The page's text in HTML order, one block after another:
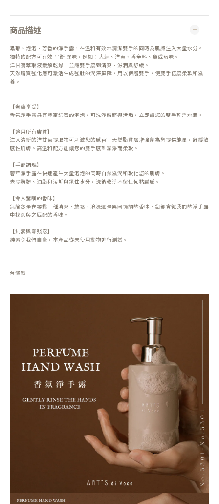
商品描述
濃郁、泡泡、芳香的淨手露，在溫和有效地清潔雙手的同時為肌膚注入大量水分。
獨特的配方可有效 平衡 異味，例如：大蒜、洋蔥、香辛料、魚或菸味。
洋甘菊萃取液緩解乾燥，並讓雙手感到清爽、滋潤與舒緩。
天然脂質強化層可激活生成強壯的潤澤屏障，用以保護雙手，使雙手倍感柔軟和滋
養。
【奢華享受】
香氛淨手露具有豐富綿密的泡泡，可洗淨骯髒與污垢，立即讓您的雙手乾淨水潤。
【適用所有膚質】
注入清新的洋甘菊提取物可刺激您的感官，天然脂質層增強劑為您提供能量，舒緩敏
感性肌膚。高溫和配方能讓您的雙手感到潔淨而柔軟。
【手部調理】
奢華淨手露在快速產生大量泡泡的同時自然滋潤和軟化您的肌膚。
去除骯髒、油脂和污垢與鎖住水分，洗後乾淨不留任何黏膩感。
【令人驚嘆的香味】
無論您是在尋找一種清爽、放鬆、浪漫還是異國情調的香味，您都會從我們的淨手露
中找到與之匹配的香味。
【純素與零殘忍】
純素令我們自豪，本產品從未使用動物進行測試。
台灣製